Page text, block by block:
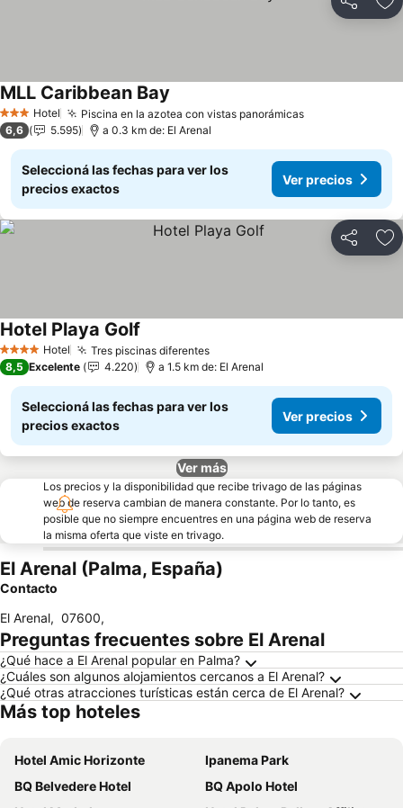
Compartir
3 Estrellas
Hotel Piscina en la azotea con vistas panorámicasVer precios
MLL Caribbean Bay
6,6 5.595 a 0.3 km de: El Arenal
Seleccioná las fechas para ver los
precios exactos
Ver precios
Compartir
4 EstrellasHotel Tres piscinas diferentesVer precios
Hotel Playa Golf
8,5 Excelente 4.220 a 1.5 km de: El Arenal
Seleccioná las fechas para ver los
precios exactos
Ver precios
Ver más
Los precios y la disponibilidad que recibe trivago de las páginas
web de reserva cambian de manera constante. Por lo tanto, es
posible que no siempre encuentres en una página web de reserva
la misma oferta que viste en trivago.
El Arenal (Palma, España)
Contacto
El Arenal, 07600,
Preguntas frecuentes sobre El Arenal
¿Qué hace a El Arenal popular en Palma?
¿Cuáles son algunos alojamientos cercanos a El Arenal?
¿Qué otras atracciones turísticas están cerca de El Arenal?
Más top hoteles
Hotel Amic Horizonte
Ipanema Park
BQ Belvedere Hotel
BQ Apolo Hotel